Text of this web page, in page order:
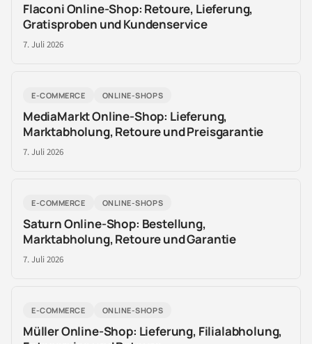
Flaconi Online-Shop: Retoure, Lieferung,
Gratisproben und Kundenservice
7. Juli 2026
E-COMMERCE ONLINE-SHOPS
MediaMarkt Online-Shop: Lieferung,
Marktabholung, Retoure und Preisgarantie
7. Juli 2026
E-COMMERCE ONLINE-SHOPS
Saturn Online-Shop: Bestellung,
Marktabholung, Retoure und Garantie
7. Juli 2026
E-COMMERCE ONLINE-SHOPS
Müller Online-Shop: Lieferung, Filialabholung,